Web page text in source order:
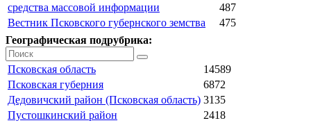
средства массовой информации
487
Вестник Псковского губернского земства
475
Географическая подрубрика:
Псковская область
14589
Псковская губерния
6872
Дедовичский район (Псковская область) 3135
Пустошкинский район
2418